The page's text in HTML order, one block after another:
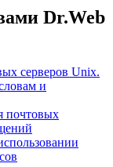
Dr.Web
серверов Unix.
и
почтовых